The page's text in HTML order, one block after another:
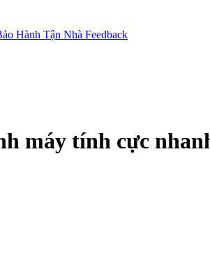
Hành Tận Nhà Feedback
máy tính cực